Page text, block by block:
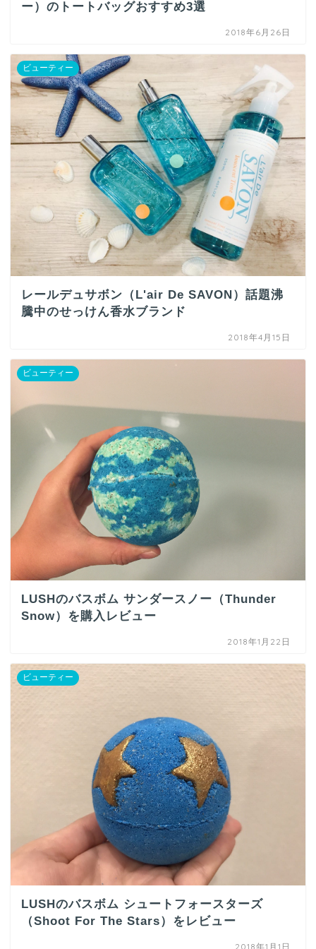
ー）のトートバッグおすすめ3選
2018年6月26日
ビューティー
レールデュサボン（L'air De SAVON）話題沸
騰中のせっけん香水ブランド
2018年4月15日
ビューティー
LUSHのバスボム サンダースノー（Thunder
Snow）を購入レビュー
2018年1月22日
ビューティー
LUSHのバスボム シュートフォースターズ
（Shoot For The Stars）をレビュー
2018年1月1日